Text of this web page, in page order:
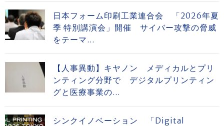
日本フォーム印刷工業連合会 「2026年夏
季 特別講演会」開催 サイバー攻撃の脅威
をテーマ...
【人事異動】キヤノン メディカルとプリ
ンティング分野で デジタルプリンティン
グと医療事業の...
シンクイノベーション 「Digital